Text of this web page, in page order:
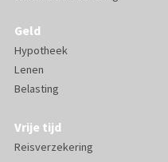
Geld
Hypotheek
Lenen
Belasting
Vrije tijd
Reisverzekering